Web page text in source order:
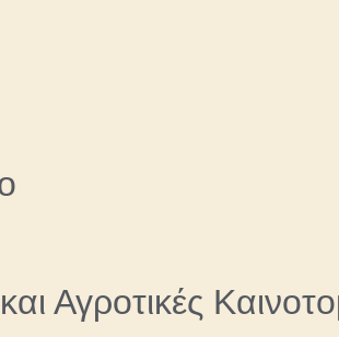
Αγροτικές